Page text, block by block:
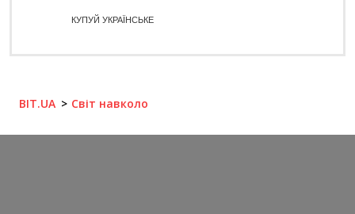
КУПУЙ УКРАЇНСЬКЕ
BIT.UA Світ навколо